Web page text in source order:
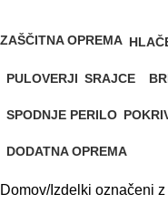
ZAŠČITNA OPREMA
PULOVERJI SRAJCE
SPODNJE PERILO
DODATNA OPREMA
Domov Izdelki označeni z